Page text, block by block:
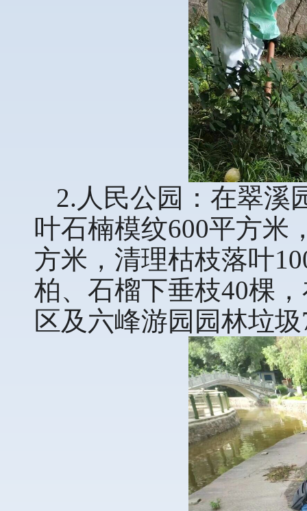
2.人民公园：在翠溪
叶石楠模纹600平方米
方米，清理枯枝落叶
柏、石榴下垂枝40棵
区及六峰游园园林垃